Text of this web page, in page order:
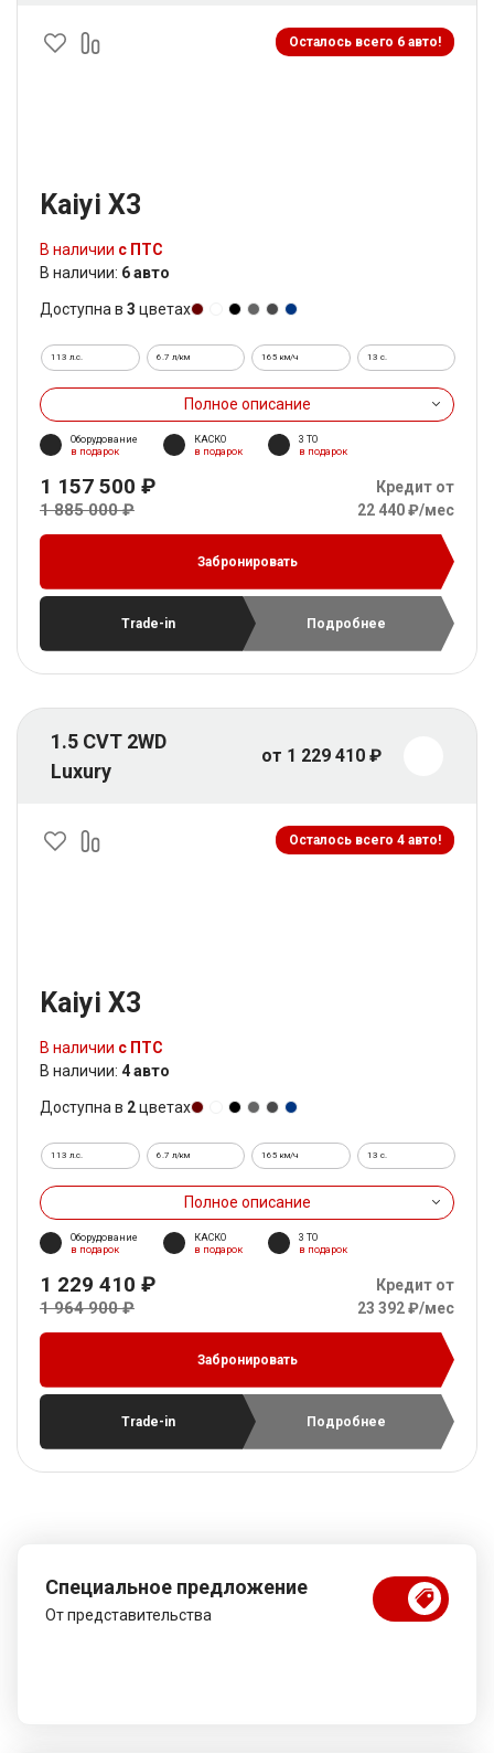
Осталось всего 6 авто!
Kaiyi X3
В наличии с ПТС
В наличии: 6 авто
Доступна в 3 цветах
113 л.с. 6.7 л/км 165 км/ч 13 c.
Полное описание
Оборудование
в подарок
КАСКО
в подарок
3 ТО
в подарок
1 157 500 ₽
1 885 000 ₽
Кредит от
22 440 ₽/мес
Забронировать
Trade-in Подробнее
1.5 CVT 2WD
Luxury
от 1 229 410 ₽
Осталось всего 4 авто!
Kaiyi X3
В наличии с ПТС
В наличии: 4 авто
Доступна в 2цветах
113 л.с. 6.7 л/км 165 км/ч 13 c.
Полное описание
Оборудование
в подарок
КАСКО
в подарок
3 ТО
в подарок
1 229 410 ₽
1 964 900 ₽
Кредит от
23 392 ₽/мес
Забронировать
Trade-in Подробнее
Специальное предложение
От представительства